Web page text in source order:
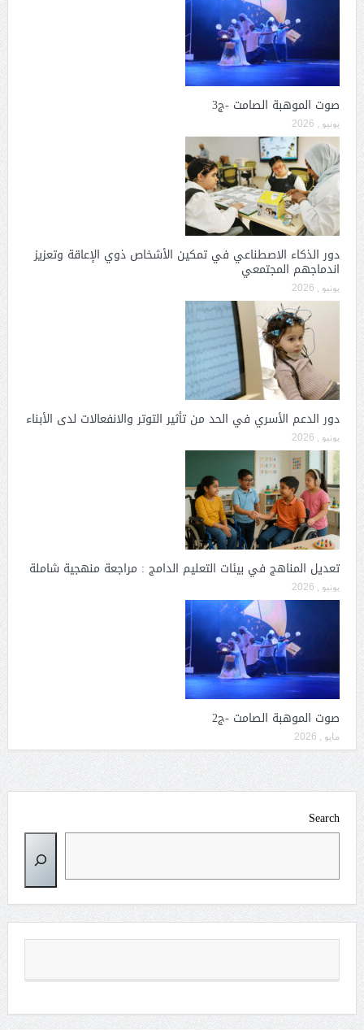
صوت الموهبة الصامت -ج3
يونيو , 2026
دور الذكاء الاصطناعي في تمكين الأشخاص ذوي الإعاقة وتعزيز
اندماجهم المجتمعي
يونيو , 2026
دور الدعم الأسري في الحد من تأثير التوتر والانفعالات لدى الأبناء
يونيو , 2026
تعديل المناهج في بيئات التعليم الدامج : مراجعة منهجية شاملة
يونيو , 2026
صوت الموهبة الصامت -ج2
مايو , 2026
Search